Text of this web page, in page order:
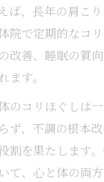
ば、長年の肩こ
院で定期的なコ
改善、睡眠の質
ます。
のコリほぐしは
ず、不調の根本
割を果たします
て、心と体の両